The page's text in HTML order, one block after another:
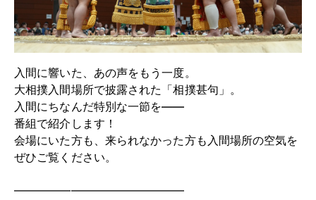
入間に響いた、あの声をもう一度。
大相撲入間場所で披露された「相撲甚句」。
入間にちなんだ特別な一節を――
番組で紹介します！
会場にいた方も、来られなかった方も入間場所の空気を
ぜひご覧ください。
━━━━━━━━━━━━━━━